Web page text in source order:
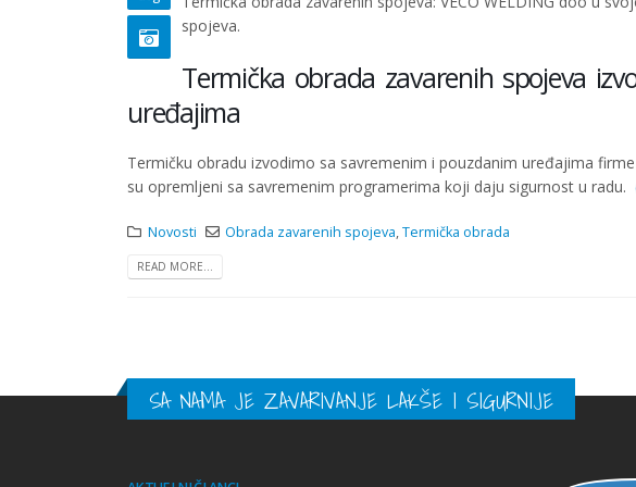
spojeva.
Termička obrada zavarenih spojeva
uređajima
Termičku obradu izvodimo sa savremenim i pouzdanim uređajima firme
su opremljeni sa savremenim programerima koji daju sigurnost u radu.
Novosti Obrada zavarenih spojeva,Termička obrada
READ MORE...
SA NAMA JE ZAVARIVANJE LAKŠE I SIGURNIJE